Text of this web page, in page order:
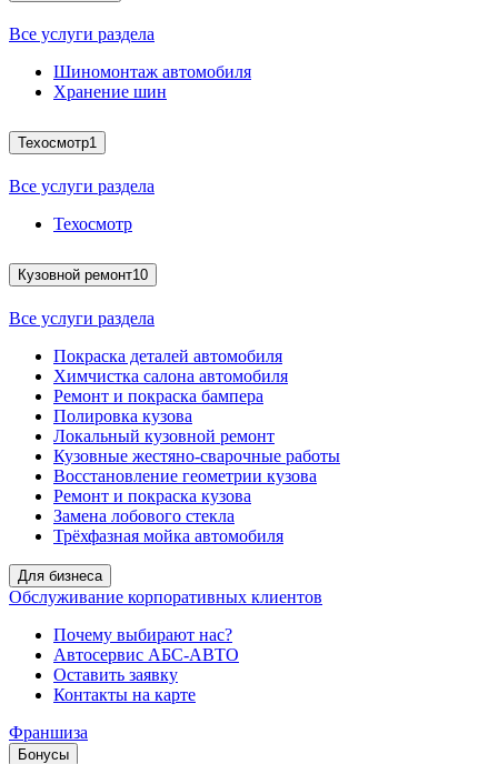
Все услуги раздела
Шиномонтаж автомобиля
Хранение шин
Техосмотр1
Все услуги раздела
Техосмотр
Кузовной ремонт10
Все услуги раздела
Покраска деталей автомобиля
Химчистка салона автомобиля
Ремонт и покраска бампера
Полировка кузова
Локальный кузовной ремонт
Кузовные жестяно-сварочные работы
Восстановление геометрии кузова
Ремонт и покраска кузова
Замена лобового стекла
Трёхфазная мойка автомобиля
Для бизнеса
Обслуживание корпоративных клиентов
Почему выбирают нас?
Автосервис АБС-АВТО
Оставить заявку
Контакты на карте
Франшиза
Бонусы